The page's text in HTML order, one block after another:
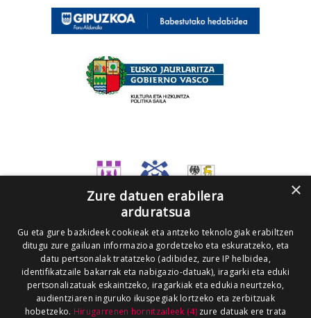
×
Zure datuen erabilera
arduratsua
Gu eta gure bazkideek cookieak eta antzeko teknologiak erabiltzen
ditugu zure gailuan informazioa gordetzeko eta eskuratzeko, eta
datu pertsonalak tratatzeko (adibidez, zure IP helbidea,
identifikatzaile bakarrak eta nabigazio-datuak), iragarki eta eduki
pertsonalizatuak eskaintzeko, iragarkiak eta edukia neurtzeko,
audientziaren inguruko ikuspegiak lortzeko eta zerbitzuak
hobetzeko. Hirugarrenen hornitzaileek (4)zure datuak ere trata